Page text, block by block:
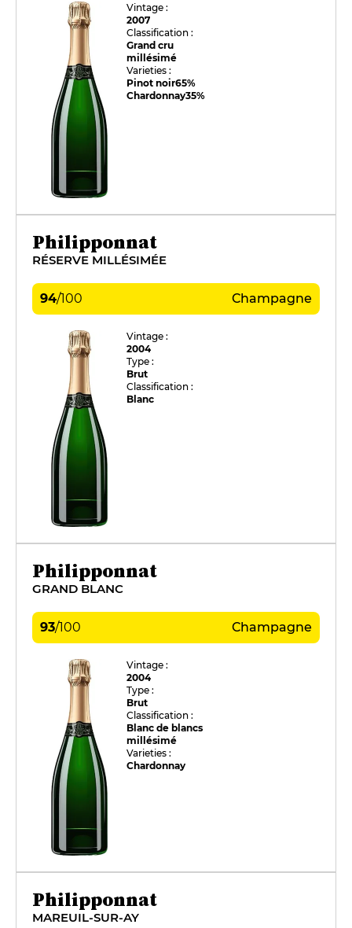
Vintage :
2007
Classification :
Grand cru
millésimé
Varieties :
Pinot noir65%
Chardonnay35%
Philipponnat
RÉSERVE MILLÉSIMÉE
94/100 Champagne
Vintage :
2004
Type :
Brut
Classification :
Blanc
Philipponnat
GRAND BLANC
93/100 Champagne
Vintage :
2004
Type :
Brut
Classification :
Blanc de blancs
millésimé
Varieties :
Chardonnay
Philipponnat
MAREUIL-SUR-AY